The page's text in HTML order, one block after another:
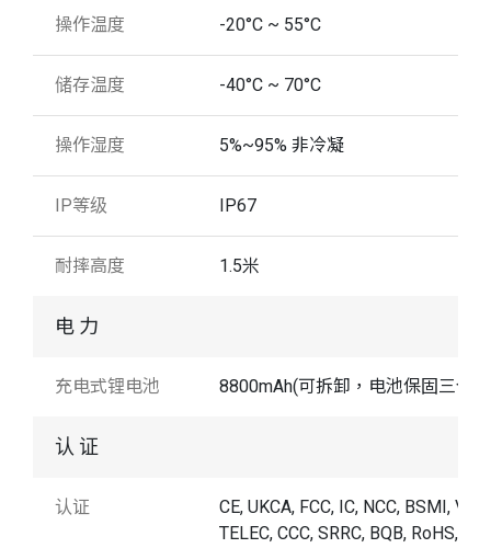
操作温度 -20°C ~ 55°C
储存温度 -40°C ~ 70°C
操作湿度 5%~95% 非冷凝
IP等级 IP67
耐摔高度 1.5米
电 力
充电式锂电池 8800mAh(可拆卸，电池保固三个
认 证
认证
CE, UKCA, FCC, IC, NCC, BSMI,
TELEC, CCC, SRRC, BQB, RoHS,